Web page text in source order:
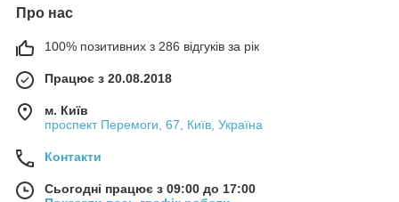
Про нас
100% позитивних з 286 відгуків за рік
Працює з 20.08.2018
м. Київ
проспект Перемоги, 67, Київ, Україна
Контакти
Сьогодні працює з 09:00 до 17:00